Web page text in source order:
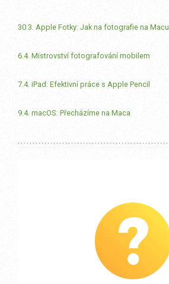
30.3. Apple Fotky: Jak na fotografie na Macu
6.4. Mistrovství fotografování mobilem
7.4. iPad: Efektivní práce s Apple Pencil
9.4. macOS: Přecházíme na Maca